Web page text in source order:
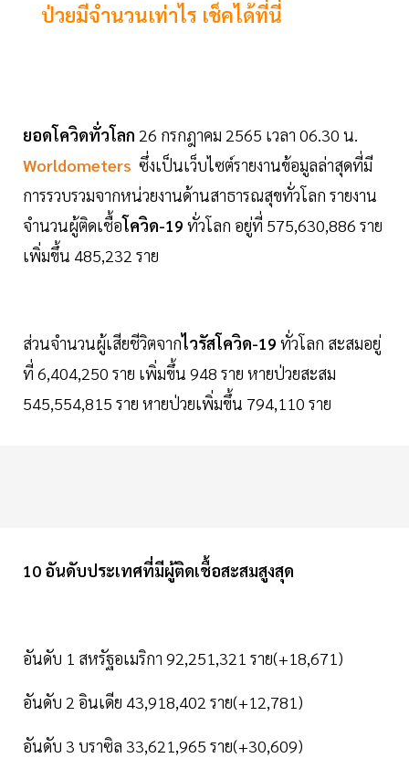
ป่วยมีจำนวนเท่าไร เช็คได้ที่นี่
ยอดโควิดทั่วโลก 26 กรกฎาคม 2565 เวลา 06.30 น.
Worldometers ซึ่งเป็นเว็บไซต์รายงานข้อมูลล่าสุดที่มี
การรวบรวมจากหน่วยงานด้านสาธารณสุขทั่วโลก รายงาน
จำนวนผู้ติดเชื้อโควิด-19 ทั่วโลก อยู่ที่ 575,630,886 ราย
เพิ่มขึ้น 485,232 ราย
ส่วนจำนวนผู้เสียชีวิตจากไวรัสโควิด-19 ทั่วโลก สะสมอยู่
ที่ 6,404,250 ราย เพิ่มขึ้น 948 ราย หายป่วยสะสม
545,554,815 ราย หายป่วยเพิ่มขึ้น 794,110 ราย
10 อันดับประเทศที่มีผู้ติดเชื้อสะสมสูงสุด
อันดับ 1 สหรัฐอเมริกา 92,251,321 ราย(+18,671)
อันดับ 2 อินเดีย 43,918,402 ราย(+12,781)
อันดับ 3 บราซิล 33,621,965 ราย(+30,609)